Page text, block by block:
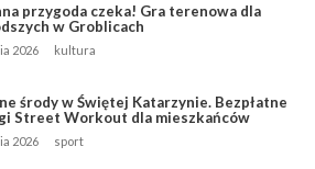
przygoda czeka! Gra terenowa dla
w Groblicach
2026 kultura
środy w Świętej Katarzynie. Bezpłatne
Street Workout dla mieszkańców
2026 sport